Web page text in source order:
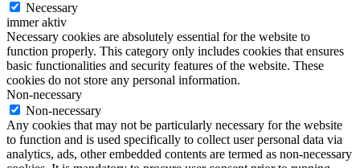
Necessary
immer aktiv
Necessary cookies are absolutely essential for the website to
function properly. This category only includes cookies that ensures
basic functionalities and security features of the website. These
cookies do not store any personal information.
Non-necessary
Non-necessary
Any cookies that may not be particularly necessary for the website
to function and is used specifically to collect user personal data via
analytics, ads, other embedded contents are termed as non-necessary